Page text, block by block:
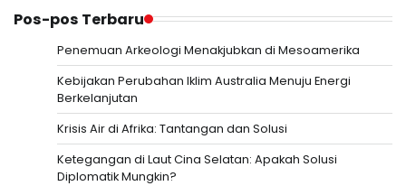
Pos-pos Terbaru
Penemuan Arkeologi Menakjubkan di Mesoamerika
Kebijakan Perubahan Iklim Australia Menuju Energi
Berkelanjutan
Krisis Air di Afrika: Tantangan dan Solusi
Ketegangan di Laut Cina Selatan: Apakah Solusi
Diplomatik Mungkin?